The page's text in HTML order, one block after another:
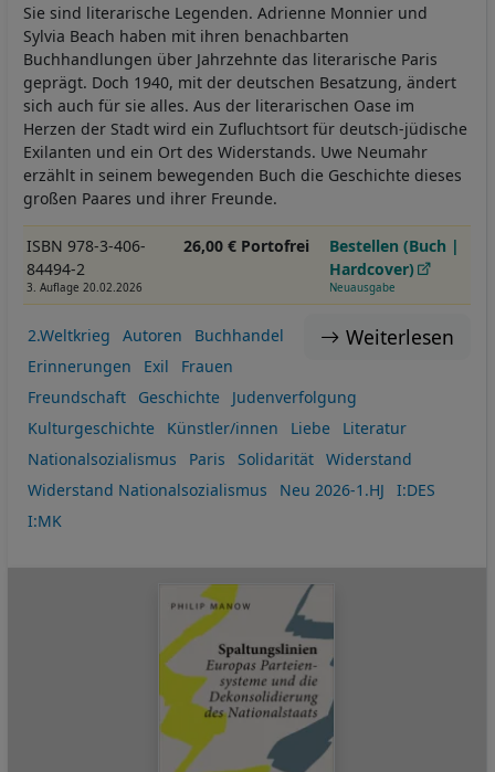
Sie sind literarische Legenden. Adrienne Monnier und
Sylvia Beach haben mit ihren benachbarten
Buchhandlungen über Jahrzehnte das literarische Paris
geprägt. Doch 1940, mit der deutschen Besatzung, ändert
sich auch für sie alles. Aus der literarischen Oase im
Herzen der Stadt wird ein Zufluchtsort für deutsch-jüdische
Exilanten und ein Ort des Widerstands. Uwe Neumahr
erzählt in seinem bewegenden Buch die Geschichte dieses
großen Paares und ihrer Freunde.
ISBN 978-3-406-
84494-2
3. Auflage 20.02.2026
26,00 € Portofrei
Bestellen (Buch |
Hardcover)
Neuausgabe
Weiterlesen
2.Weltkrieg Autoren
Buchhandel
Erinnerungen
Exil
Frauen
Freundschaft
Geschichte
Judenverfolgung
Kulturgeschichte
Künstler/innen Liebe
Literatur
Nationalsozialismus
Paris Solidarität
Widerstand
Widerstand Nationalsozialismus
Neu 2026-1.HJ
I:DES
I:MK